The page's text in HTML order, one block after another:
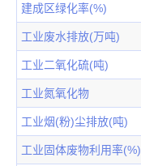
建成区绿化率(%)
工业废水排放(万吨)
工业二氧化硫(吨)
工业氮氧化物
工业烟(粉)尘排放(吨)
工业固体废物利用率(%)